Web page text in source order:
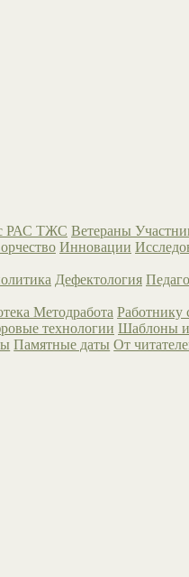
РАС ТЖС Ветераны
Инновации
Дефектология
Методработа Работнику
технологии Шаблоны и
Памятные даты От